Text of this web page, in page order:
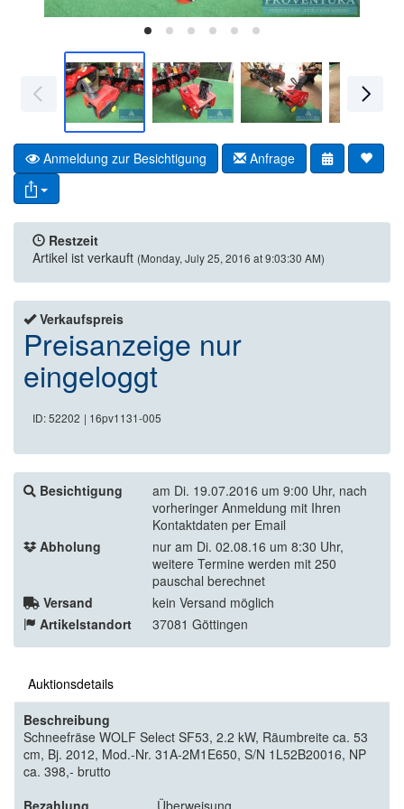
Anmeldung zur Besichtigung Anfrage
Restzeit
Artikel ist verkauft (Monday, July 25, 2016 at 9:03:30 AM)
Verkaufspreis
Preisanzeige nur
eingeloggt
ID: 52202 | 16pv1131-005
Besichtigung
am Di. 19.07.2016 um 9:00 Uhr, nach
vorheringer Anmeldung mit Ihren
Kontaktdaten per Email
Abholung
nur am Di. 02.08.16 um 8:30 Uhr,
weitere Termine werden mit 250
pauschal berechnet
Versand
kein Versand möglich
Artikelstandort
37081 Göttingen
Auktionsdetails
Beschreibung
Schneefräse WOLF Select SF53, 2.2 kW, Räumbreite ca. 53
cm, Bj. 2012, Mod.-Nr. 31A-2M1E650, S/N 1L52B20016, NP
ca. 398,- brutto